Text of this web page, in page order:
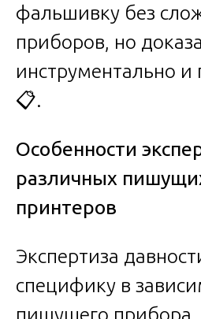
фальшивку без
приборов, но
инструментально и
📋.
Особенности
различных
принтеров
Экспертиза
специфику в
пишущего